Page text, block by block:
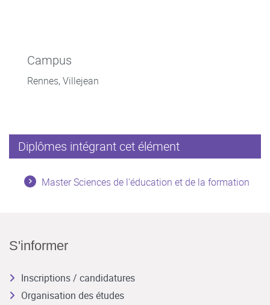
Campus
Rennes, Villejean
Diplômes intégrant cet élément
Master Sciences de l'éducation et de la formation
S'informer
Inscriptions / candidatures
Organisation des études